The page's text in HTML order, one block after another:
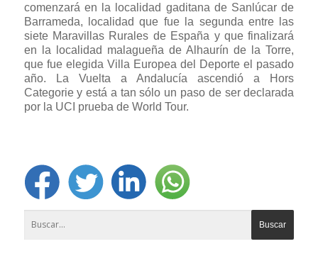
comenzará en la localidad gaditana de Sanlúcar de
Barrameda, localidad que fue la segunda entre las
siete Maravillas Rurales de España y que finalizará
en la localidad malagueña de Alhaurín de la Torre,
que fue elegida Villa Europea del Deporte el pasado
año. La Vuelta a Andalucía ascendió a Hors
Categorie y está a tan sólo un paso de ser declarada
por la UCI prueba de World Tour.